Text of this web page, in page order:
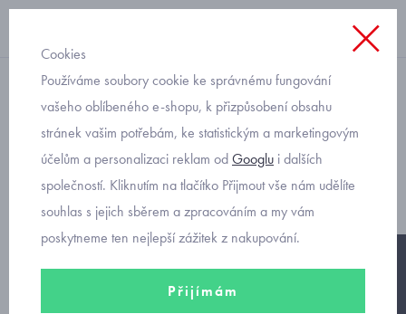
s dlouhým rukávem
růžové šatičky s dlouhým
rukávem Mayoral 2823-95
Cookies
Používáme soubory cookie ke správnému fungování
vašeho oblíbeného e-shopu, k přizpůsobení obsahu
stránek vašim potřebám, ke statistickým a marketingovým
účelům a personalizaci reklam odGooglu i dalších
společností. Kliknutím na tlačítko Přijmout vše nám udělíte
souhlas s jejich sběrem a zpracováním a my vám
poskytneme ten nejlepší zážitek z nakupování.
Přijímám